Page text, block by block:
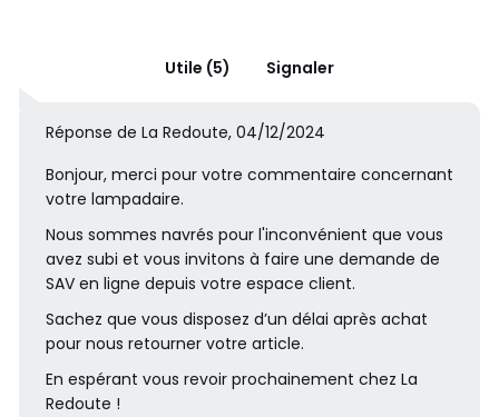
Utile (5) Signaler
Réponse de La Redoute, 04/12/2024
Bonjour, merci pour votre commentaire concernant
votre lampadaire.
Nous sommes navrés pour l'inconvénient que vous
avez subi et vous invitons à faire une demande de
SAV en ligne depuis votre espace client.
Sachez que vous disposez d’un délai après achat
pour nous retourner votre article.
En espérant vous revoir prochainement chez La
Redoute !